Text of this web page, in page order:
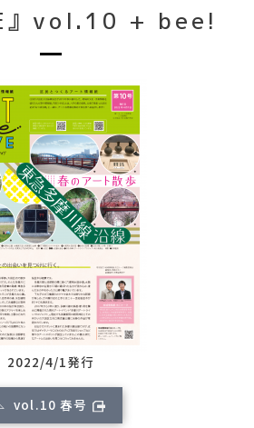
』vol.10 + bee!
2022/4/1発行
vol.10 春号